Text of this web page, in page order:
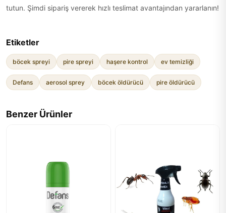
tutun. Şimdi sipariş vererek hızlı teslimat avantajından yararlanın!
Etiketler
böcek spreyi pire spreyi haşere kontrol ev temizliği
Defans aerosol sprey böcek öldürücü pire öldürücü
Benzer Ürünler